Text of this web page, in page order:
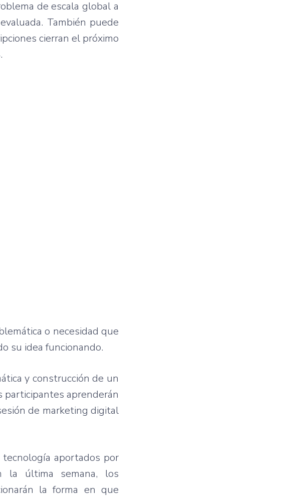
de escala global a
También puede
cierran el próximo
o necesidad que
su idea funcionando.
y construcción de un
participantes aprenderán
de marketing digital
aportados por
la última semana, los
la forma en que